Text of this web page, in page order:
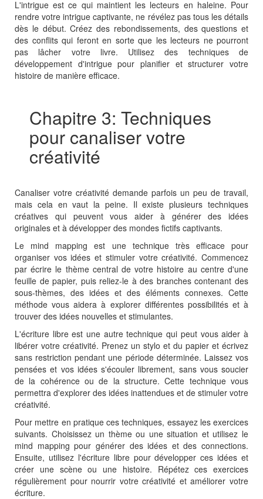
L'intrigue est ce qui maintient les lecteurs en haleine. Pour
rendre votre intrigue captivante, ne révélez pas tous les détails
dès le début. Créez des rebondissements, des questions et
des conflits qui feront en sorte que les lecteurs ne pourront
pas lâcher votre livre. Utilisez des techniques de
développement d'intrigue pour planifier et structurer votre
histoire de manière efficace.
Chapitre 3: Techniques
pour canaliser votre
créativité
Canaliser votre créativité demande parfois un peu de travail,
mais cela en vaut la peine. Il existe plusieurs techniques
créatives qui peuvent vous aider à générer des idées
originales et à développer des mondes fictifs captivants.
Le mind mapping est une technique très efficace pour
organiser vos idées et stimuler votre créativité. Commencez
par écrire le thème central de votre histoire au centre d'une
feuille de papier, puis reliez-le à des branches contenant des
sous-thèmes, des idées et des éléments connexes. Cette
méthode vous aidera à explorer différentes possibilités et à
trouver des idées nouvelles et stimulantes.
L'écriture libre est une autre technique qui peut vous aider à
libérer votre créativité. Prenez un stylo et du papier et écrivez
sans restriction pendant une période déterminée. Laissez vos
pensées et vos idées s'écouler librement, sans vous soucier
de la cohérence ou de la structure. Cette technique vous
permettra d'explorer des idées inattendues et de stimuler votre
créativité.
Pour mettre en pratique ces techniques, essayez les exercices
suivants. Choisissez un thème ou une situation et utilisez le
mind mapping pour générer des idées et des connections.
Ensuite, utilisez l'écriture libre pour développer ces idées et
créer une scène ou une histoire. Répétez ces exercices
régulièrement pour nourrir votre créativité et améliorer votre
écriture.